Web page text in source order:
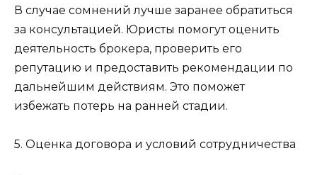
В случае сомнений лучше заранее обратиться
за консультацией. Юристы помогут оценить
деятельность брокера, проверить его
репутацию и предоставить рекомендации по
дальнейшим действиям. Это поможет
избежать потерь на ранней стадии.
5. Оценка договора и условий сотрудничества